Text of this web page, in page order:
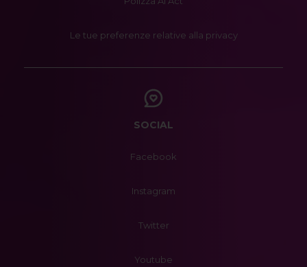
Le tue preferenze relative alla privacy
SOCIAL
Facebook
Instagram
Twitter
Youtube